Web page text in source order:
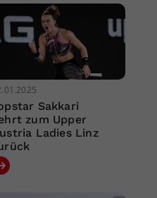
Sakkari
zum Upper
Ladies Linz